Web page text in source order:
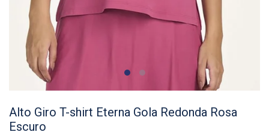
Alto Giro T-shirt Eterna Gola Redonda Rosa
Escuro